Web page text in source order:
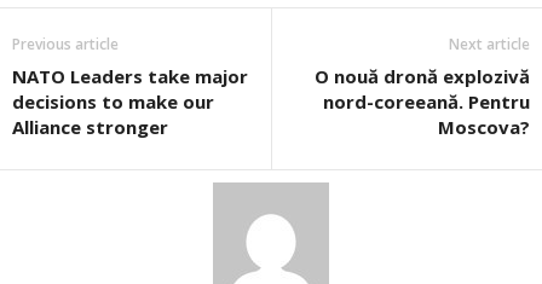
Previous article
NATO Leaders take major
decisions to make our
Alliance stronger
Next article
O nouă dronă explozivă
nord-coreeană. Pentru
Moscova?